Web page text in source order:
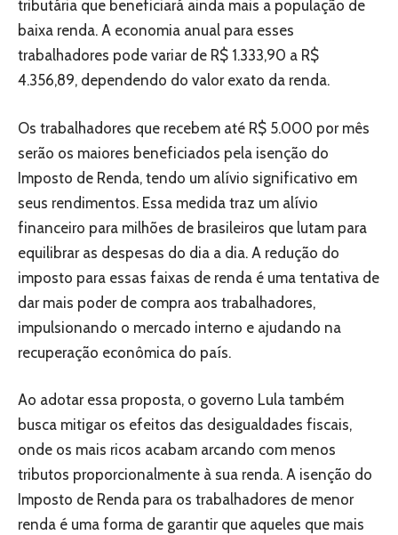
tributária que beneficiará ainda mais a população de
baixa renda. A economia anual para esses
trabalhadores pode variar de R$ 1.333,90 a R$
4.356,89, dependendo do valor exato da renda.
Os trabalhadores que recebem até R$ 5.000 por mês
serão os maiores beneficiados pela isenção do
Imposto de Renda, tendo um alívio significativo em
seus rendimentos. Essa medida traz um alívio
financeiro para milhões de brasileiros que lutam para
equilibrar as despesas do dia a dia. A redução do
imposto para essas faixas de renda é uma tentativa de
dar mais poder de compra aos trabalhadores,
impulsionando o mercado interno e ajudando na
recuperação econômica do país.
Ao adotar essa proposta, o governo Lula também
busca mitigar os efeitos das desigualdades fiscais,
onde os mais ricos acabam arcando com menos
tributos proporcionalmente à sua renda. A isenção do
Imposto de Renda para os trabalhadores de menor
renda é uma forma de garantir que aqueles que mais